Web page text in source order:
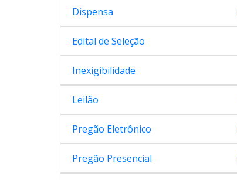
Dispensa
Edital de Seleção
Inexigibilidade
Leilão
Pregão Eletrônico
Pregão Presencial